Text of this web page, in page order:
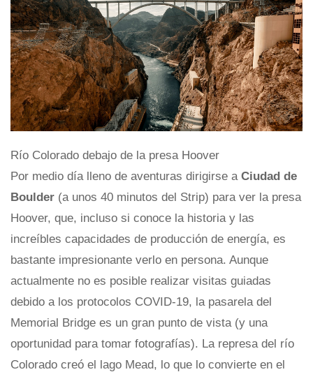
Río Colorado debajo de la presa Hoover
Por medio día lleno de aventuras dirigirse a Ciudad de
Boulder (a unos 40 minutos del Strip) para ver la presa
Hoover, que, incluso si conoce la historia y las
increíbles capacidades de producción de energía, es
bastante impresionante verlo en persona. Aunque
actualmente no es posible realizar visitas guiadas
debido a los protocolos COVID-19, la pasarela del
Memorial Bridge es un gran punto de vista (y una
oportunidad para tomar fotografías). La represa del río
Colorado creó el lago Mead, lo que lo convierte en el